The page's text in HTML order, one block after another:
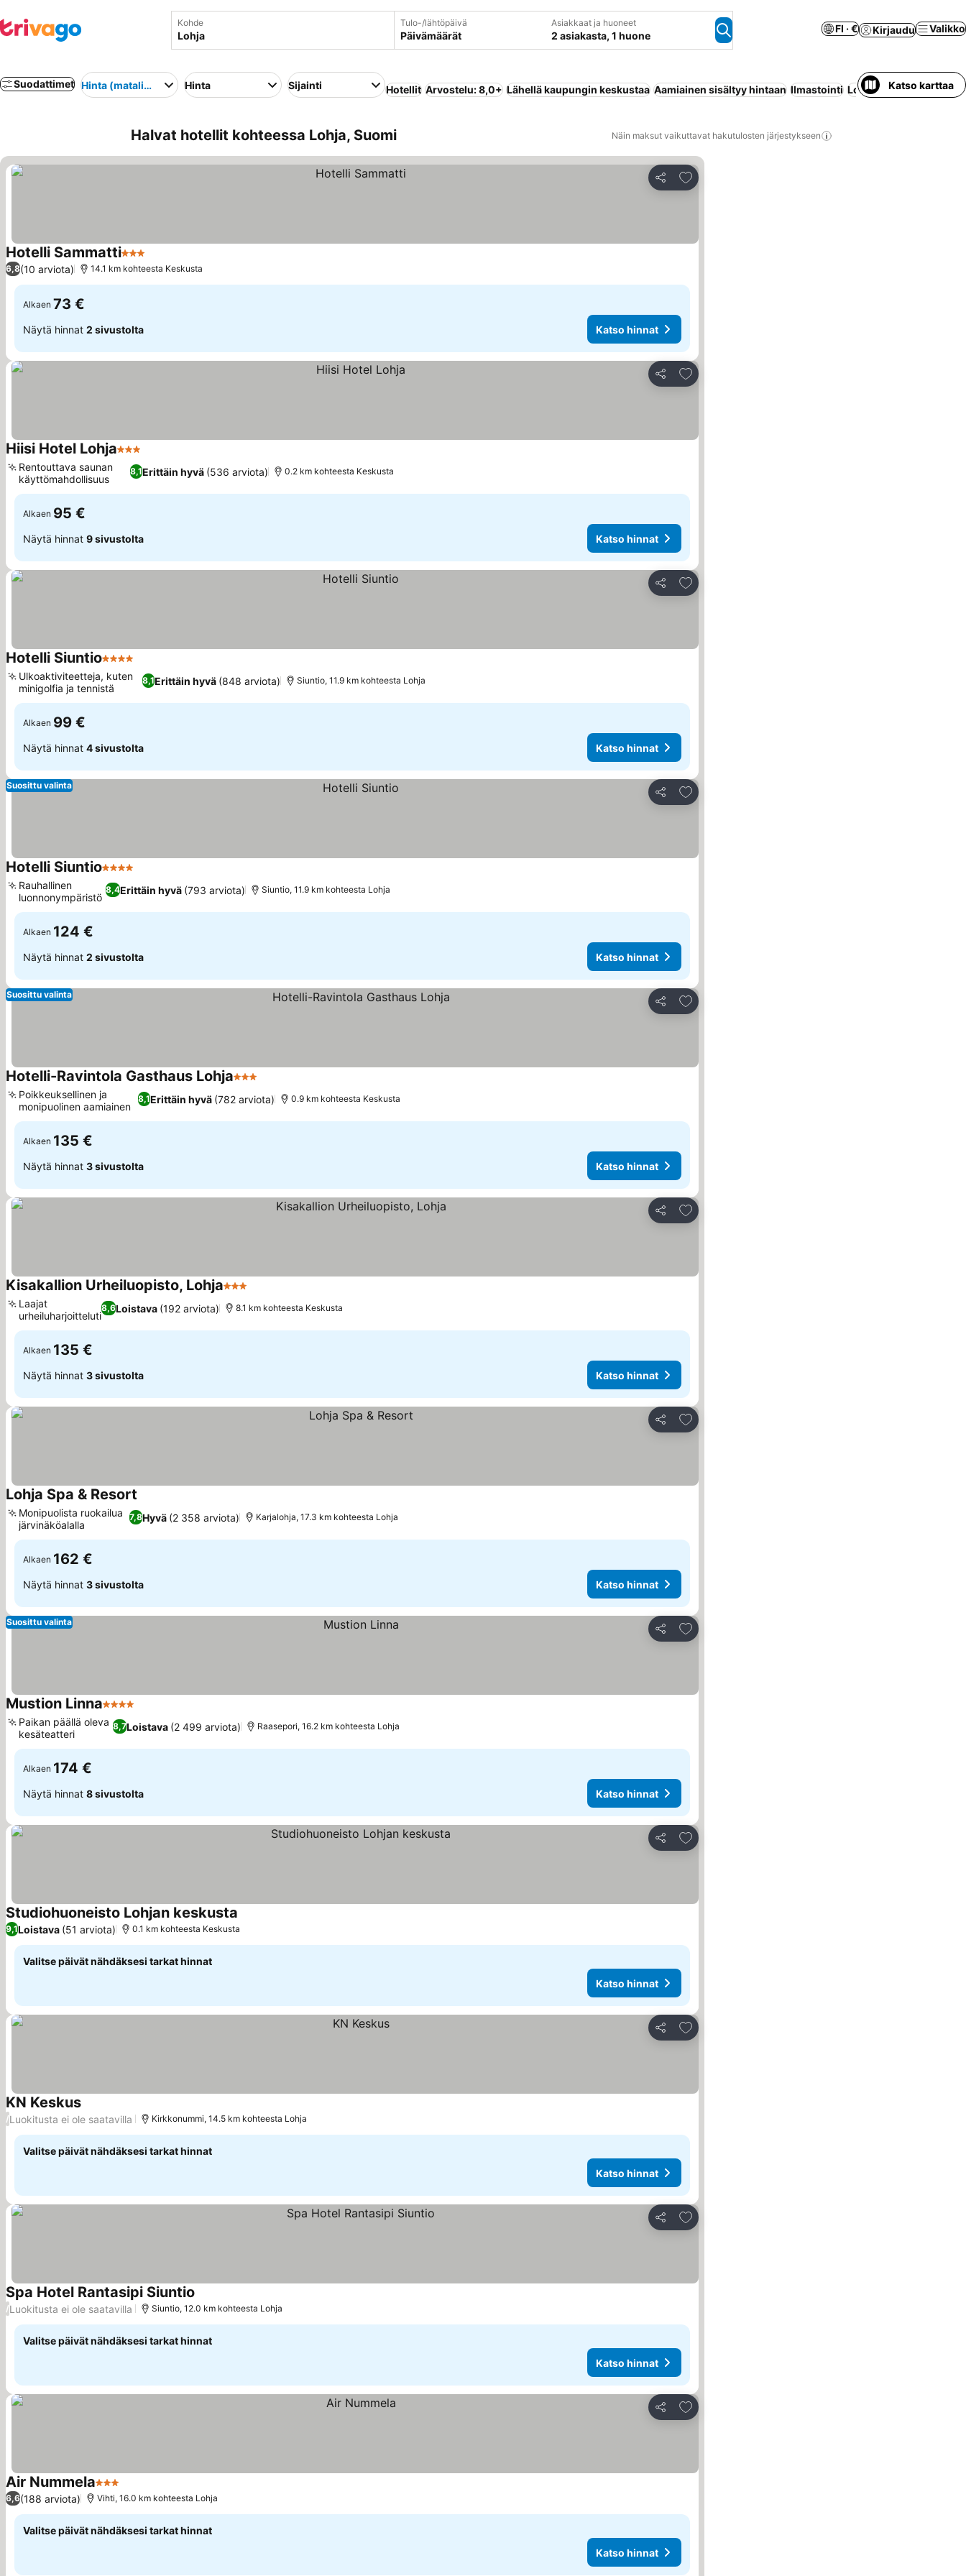
Kohde Tulo-/lähtöpäivä
Päivämäärät
Asiakkaat ja huoneet
2 asiakasta, 1 huone
FI · € Kirjaudu Valikko
Suodattimet Hinta (matalimmasta korkeimpaan)
Hinta Sijainti Hotellit Arvostelu: 8,0+ Lähellä kaupungin keskustaa Aamiainen sisältyy hintaan Ilmastointi Lomakeskus Kylpylä
Katso karttaa
Halvat hotellit kohteessa Lohja, Suomi Näin maksut vaikuttavat hakutulosten järjestykseen
Jaa
Lisää suosikkeihin
Hotelli Sammatti3 Tähtiluokitus
6,8(10 arviota) 14.1 km kohteesta Keskusta
Alkaen 73 €
Näytä hinnat 2 sivustolta Katso hinnat
Jaa
Lisää suosikkeihin
Hiisi Hotel Lohja3 Tähtiluokitus
8,1Erittäin hyvä (536 arviota)
Rentouttava saunan
käyttömahdollisuus
0.2 km kohteesta Keskusta
Alkaen 95 €
Näytä hinnat 9 sivustolta Katso hinnat
Jaa
Lisää suosikkeihin
Hotelli Siuntio4 Tähtiluokitus
8,1Erittäin hyvä (848 arviota)
Ulkoaktiviteetteja, kuten
minigolfia ja tennistä
Siuntio, 11.9 km kohteesta Lohja
Alkaen 99 €
Näytä hinnat 4 sivustolta Katso hinnat
Jaa
Lisää suosikkeihin
Suosittu valinta
Hotelli Siuntio4 Tähtiluokitus
8,4Erittäin hyvä (793 arviota)
Rauhallinen
luonnonympäristö
Siuntio, 11.9 km kohteesta Lohja
Alkaen 124 €
Näytä hinnat 2 sivustolta Katso hinnat
Jaa
Lisää suosikkeihin
Suosittu valinta
Hotelli-Ravintola Gasthaus Lohja3 Tähtiluokitus
8,1Erittäin hyvä (782 arviota)
Poikkeuksellinen ja
monipuolinen aamiainen
0.9 km kohteesta Keskusta
Alkaen 135 €
Näytä hinnat 3 sivustolta Katso hinnat
Jaa
Lisää suosikkeihin
Kisakallion Urheiluopisto, Lohja3 Tähtiluokitus
8,6Loistava (192 arviota)
Laajat
urheiluharjoittelutilat
8.1 km kohteesta Keskusta
Alkaen 135 €
Näytä hinnat 3 sivustolta Katso hinnat
Jaa
Lisää suosikkeihin
Lohja Spa & Resort
7,8Hyvä (2 358 arviota)
Monipuolista ruokailua
järvinäköalalla
Karjalohja, 17.3 km kohteesta Lohja
Alkaen 162 €
Näytä hinnat 3 sivustolta Katso hinnat
Jaa
Lisää suosikkeihin
Suosittu valinta
Mustion Linna4 Tähtiluokitus
8,7Loistava (2 499 arviota)
Paikan päällä oleva
kesäteatteri
Raasepori, 16.2 km kohteesta Lohja
Alkaen 174 €
Näytä hinnat 8 sivustolta Katso hinnat
Jaa
Lisää suosikkeihin
Studiohuoneisto Lohjan keskusta
9,1Loistava (51 arviota) 0.1 km kohteesta Keskusta
Valitse päivät nähdäksesi tarkat hinnat
Katso hinnat
Jaa
Lisää suosikkeihin
KN Keskus
/Luokitusta ei ole saatavilla Kirkkonummi, 14.5 km kohteesta Lohja
Valitse päivät nähdäksesi tarkat hinnat
Katso hinnat
Jaa
Lisää suosikkeihin
Spa Hotel Rantasipi Siuntio
/Luokitusta ei ole saatavilla Siuntio, 12.0 km kohteesta Lohja
Valitse päivät nähdäksesi tarkat hinnat
Katso hinnat
Jaa
Lisää suosikkeihin
Air Nummela3 Tähtiluokitus
6,6(188 arviota) Vihti, 16.0 km kohteesta Lohja
Valitse päivät nähdäksesi tarkat hinnat
Katso hinnat